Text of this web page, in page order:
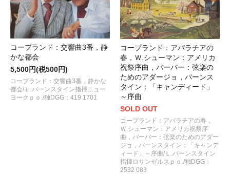
コープランド：交響曲3番，静
かな都会
5,500円(税500円)
コープランド：交響曲3番，静かな
都会/Ｌ.バーンスタイン指揮ニュー
ヨークｐｏ./独DGG：419 1701
コープランド：アパラチアの
春，Ｗ.シューマン：アメリカ
祝祭序曲，バーバー：弦楽の
ためのアダージョ，バーンス
タイン：「キャンディード」
～序曲
SOLD OUT
コープランド：アパラチアの春，
Ｗ.シューマン：アメリカ祝祭序
曲，バーバー：弦楽のためのアダー
ジョ，バーンスタイン：「キャンデ
ィード」～序曲/Ｌ.バーンスタイン
指揮ロサンゼルスｐｏ./独DGG：
2532 083